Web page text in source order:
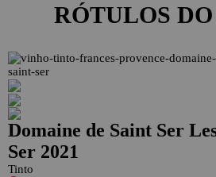
RÓTULOS
Domaine de Saint Ser
Ser 2021
Tinto